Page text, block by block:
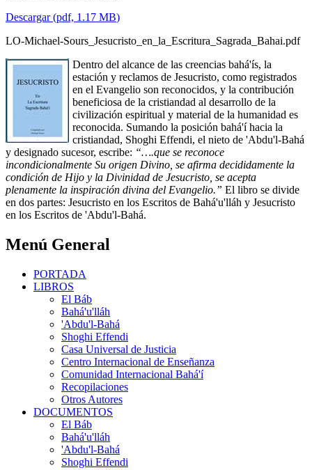
Descargar(pdf, 1.17 MB)
LO-Michael-Sours_Jesucristo_en_la_Escritura_Sagrada_Bahai.pdf
Dentro del alcance de las creencias bahá'ís, la
estación y reclamos de Jesucristo, como registrados
en el Evangelio son reconocidos, y la contribución
beneficiosa de la cristiandad al desarrollo de la
civilización espiritual y material de la humanidad es
reconocida. Sumando la posición bahá'í hacia la
cristiandad, Shoghi Effendi, el nieto de 'Abdu'l-Bahá
y designado sucesor, escribe: “….que se reconoce
incondicionalmente Su origen Divino, se afirma decididamente la
condición de Hijo y la Divinidad de Jesucristo, se acepta
plenamente la inspiración divina del Evangelio.” El libro se divide
en dos partes: Jesucristo en los Escritos de Bahá'u'lláh y Jesucristo
en los Escritos de 'Abdu'l-Bahá.
Menú General
PORTADA
LIBROS
El Báb
Bahá'u'lláh
'Abdu'l-Bahá
Shoghi Effendi
Casa Universal de Justicia
Centro Internacional de Enseñanza
Comunidad Internacional Bahá'í
Recopilaciones
Otros Autores
DOCUMENTOS
El Báb
Bahá'u'lláh
'Abdu'l-Bahá
Shoghi Effendi